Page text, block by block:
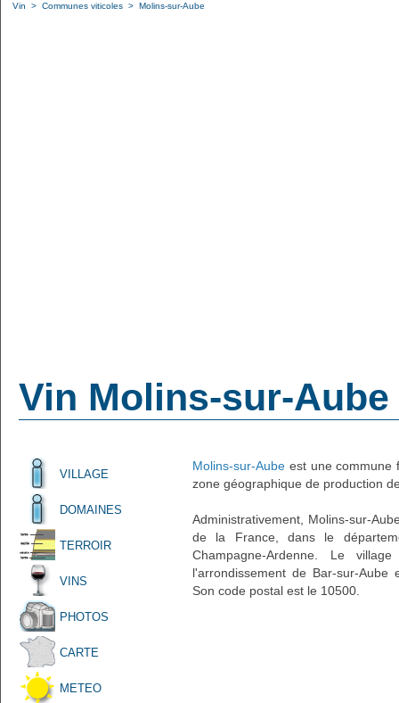
Vin > Communes viticoles > Molins-sur-Aube
Vin Molins-sur-Aube
VILLAGE
DOMAINES
TERROIR
VINS
PHOTOS
CARTE
METEO
Molins-sur-Aube est une commune
zone géographique de production
Administrativement, Molins-sur-
de la France, dans le
Champagne-Ardenne. Le
l'arrondissement de Bar-sur-
Son code postal est le 10500.